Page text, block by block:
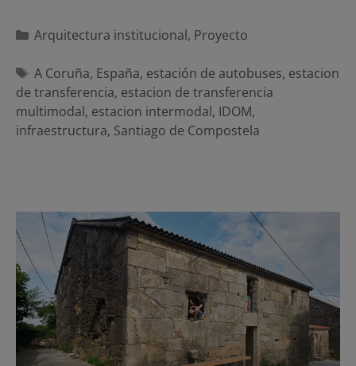
Categorías
Arquitectura institucional, Proyecto
Etiquetas
A Coruña, España, estación de autobuses, estacion
de transferencia, estacion de transferencia
multimodal, estacion intermodal, IDOM,
infraestructura, Santiago de Compostela